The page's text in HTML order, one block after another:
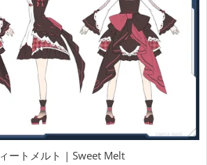
ートメルト | Sweet Melt